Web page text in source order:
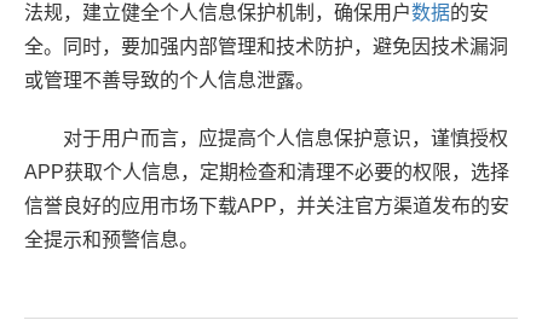
法规，建立健全个人信息保护机制，确保用户数据的安
全。同时，要加强内部管理和技术防护，避免因技术漏洞
或管理不善导致的个人信息泄露。
对于用户而言，应提高个人信息保护意识，谨慎授权
APP获取个人信息，定期检查和清理不必要的权限，选择
信誉良好的应用市场下载APP，并关注官方渠道发布的安
全提示和预警信息。